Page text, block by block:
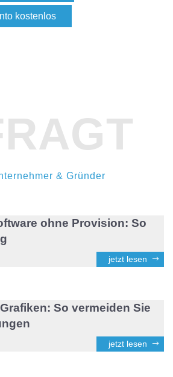
kostenlos
& Gründer
ohne Provision: So
jetzt lesen
So vermeiden Sie
jetzt lesen